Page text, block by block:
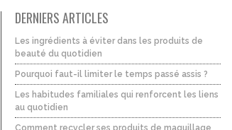
DERNIERS ARTICLES
Les ingrédients à éviter dans les produits de
beauté du quotidien
Pourquoi faut-il limiter le temps passé assis ?
Les habitudes familiales qui renforcent les liens
au quotidien
Comment recycler ses produits de maquillage